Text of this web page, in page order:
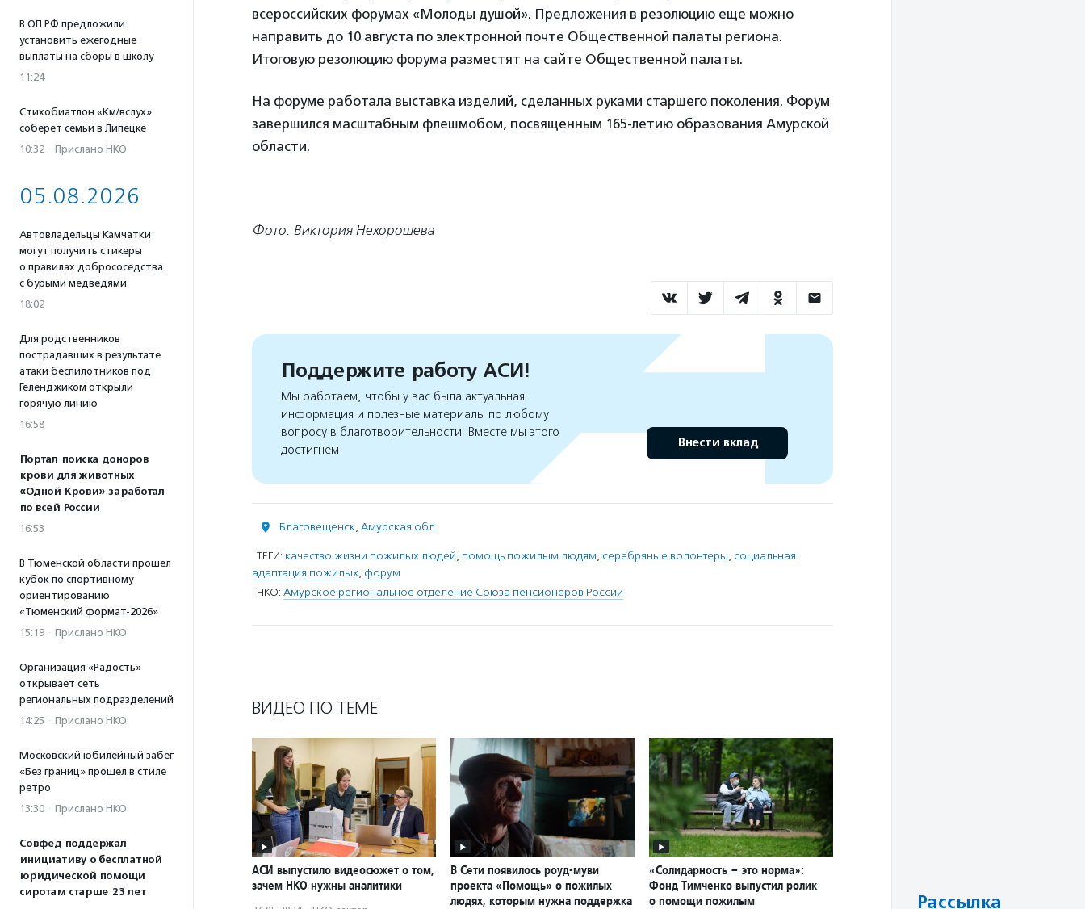
В ОП РФ предложили
установить ежегодные
выплаты на сборы в школу
11:24
Стихобиатлон «Км/вслух»
соберет семьи в Липецке
10:32 · Прислано НКО
05.08.2026
Автовладельцы Камчатки
могут получить стикеры
о правилах добрососедства
с бурыми медведями
18:02
Для родственников
пострадавших в результате
атаки беспилотников под
Геленджиком открыли
горячую линию
16:58
Портал поиска доноров
крови для животных
«Одной Крови» заработал
по всей России
16:53
В Тюменской области прошел
кубок по спортивному
ориентированию
«Тюменский формат-2026»
15:19 · Прислано НКО
Организация «Радость»
открывает сеть
региональных подразделений
14:25 · Прислано НКО
Московский юбилейный забег
«Без границ» прошел в стиле
ретро
13:30 · Прислано НКО
Совфед поддержал
инициативу о бесплатной
юридической помощи
сиротам старше 23 лет
всероссийских форумах «Молоды душой». Предложения в резолюцию еще можно
направить до 10 августа по электронной почте Общественной палаты региона.
Итоговую резолюцию форума разместят на сайте Общественной палаты.
На форуме работала выставка изделий, сделанных руками старшего поколения. Форум
завершился масштабным флешмобом, посвященным 165-летию образования Амурской
области.
Фото: Виктория Нехорошева
Поддержите работу АСИ!
Мы работаем, чтобы у вас была актуальная
информация и полезные материалы по любому
вопросу в благотворительности. Вместе мы этого
достигнем
Внести вклад
Благовещенск, Амурская обл.
ТЕГИ: качество жизни пожилых людей, помощь пожилым людям, серебряные волонтеры, социальная
адаптация пожилых, форум
НКО: Амурское региональное отделение Союза пенсионеров России
ВИДЕО ПО ТЕМЕ
АСИ выпустило видеосюжет о том,
зачем НКО нужны аналитики
В Сети появилось роуд-муви
проекта «Помощь» о пожилых
людях, которым нужна поддержка
«Солидарность – это норма»:
Фонд Тимченко выпустил ролик
о помощи пожилым
Рассылка